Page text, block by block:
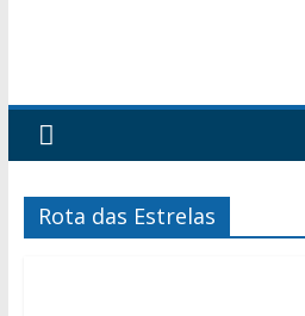
Rota das Estrelas